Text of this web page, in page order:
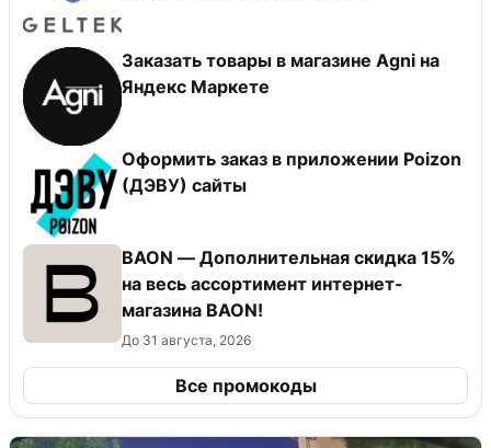
Заказать товары в магазине Agni на
Яндекс Маркете
Оформить заказ в приложении Poizon
(ДЭВУ) сайты
BAON — Дополнительная скидка 15%
на весь ассортимент интернет-
магазина BAON!
До 31 августа, 2026
Все промокоды